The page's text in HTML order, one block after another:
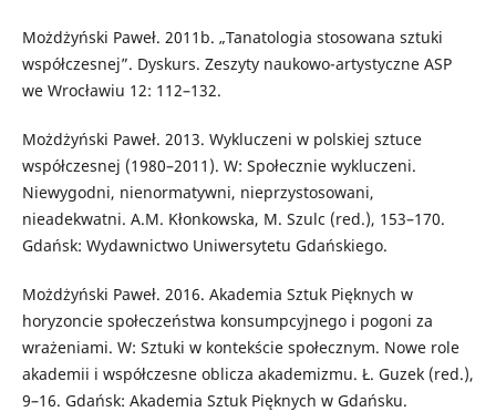
Możdżyński Paweł. 2011b. „Tanatologia stosowana sztuki
współczesnej”. Dyskurs. Zeszyty naukowo-artystyczne ASP
we Wrocławiu 12: 112–132.
Możdżyński Paweł. 2013. Wykluczeni w polskiej sztuce
współczesnej (1980–2011). W: Społecznie wykluczeni.
Niewygodni, nienormatywni, nieprzystosowani,
nieadekwatni. A.M. Kłonkowska, M. Szulc (red.), 153–170.
Gdańsk: Wydawnictwo Uniwersytetu Gdańskiego.
Możdżyński Paweł. 2016. Akademia Sztuk Pięknych w
horyzoncie społeczeństwa konsumpcyjnego i pogoni za
wrażeniami. W: Sztuki w kontekście społecznym. Nowe role
akademii i współczesne oblicza akademizmu. Ł. Guzek (red.),
9–16. Gdańsk: Akademia Sztuk Pięknych w Gdańsku.